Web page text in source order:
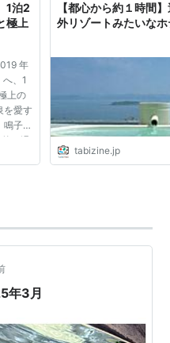
1泊2
極上
年
、1
上の
を愛す
子温
な温
き
【都心から約１時間
外リゾートみたいな
tabizine.jp
年3月